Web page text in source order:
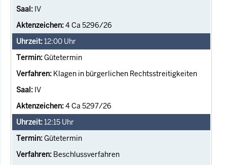
IV
4 Ca 5296/26
12:00 Uhr
Gütetermin
Klagen in bürgerlichen Rechtsstreitigkeiten
IV
4 Ca 5297/26
12:15 Uhr
Gütetermin
Beschlussverfahren